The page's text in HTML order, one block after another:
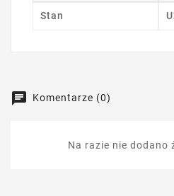
Stan
Komentarze (0)
Na razie nie dodano